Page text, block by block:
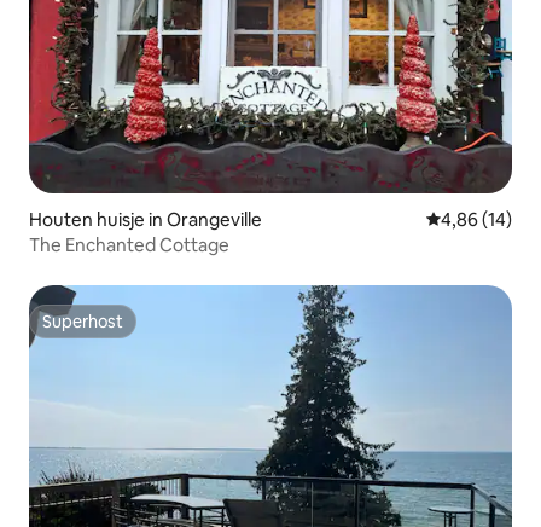
Houten huisje in Orangeville Gemiddelde
4,86 (14)
The Enchanted Cottage
Superhost
Superhost